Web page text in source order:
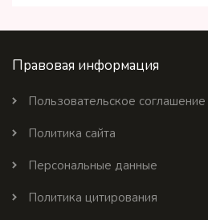
Правовая информация
Пользовательское соглашение
Политика сайта
Персональные данные
Политика цитирования